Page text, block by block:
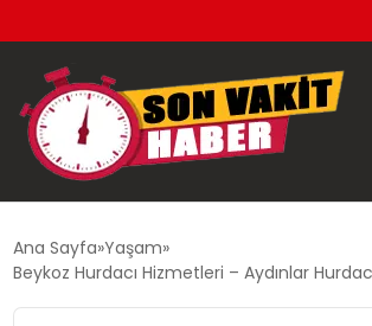
Ana Sayfa Yaşam
Beykoz Hurdacı Hizmetleri – Aydınlar